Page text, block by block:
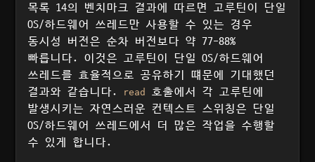
목록 14의 벤치마크 결과에 따르면 고루틴이 단일
OS/하드웨어 쓰레드만 사용할 수 있는 경우
동시성 버전은 순차 버전보다 약 77-88%
빠릅니다. 이것은 고루틴이 단일 OS/하드웨어
쓰레드를 효율적으로 공유하기 떄문에 기대했던
결과와 같습니다.
read
호출에서 각 고루틴에
발생시키는 자연스러운 컨텍스트 스위칭은 단일
OS/하드웨어 쓰레드에서 더 많은 작업을 수행할
수 있게 합니다.